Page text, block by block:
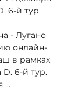
6-й тур.
- Лугано
онлайн-
в рамках
6-й тур.
...